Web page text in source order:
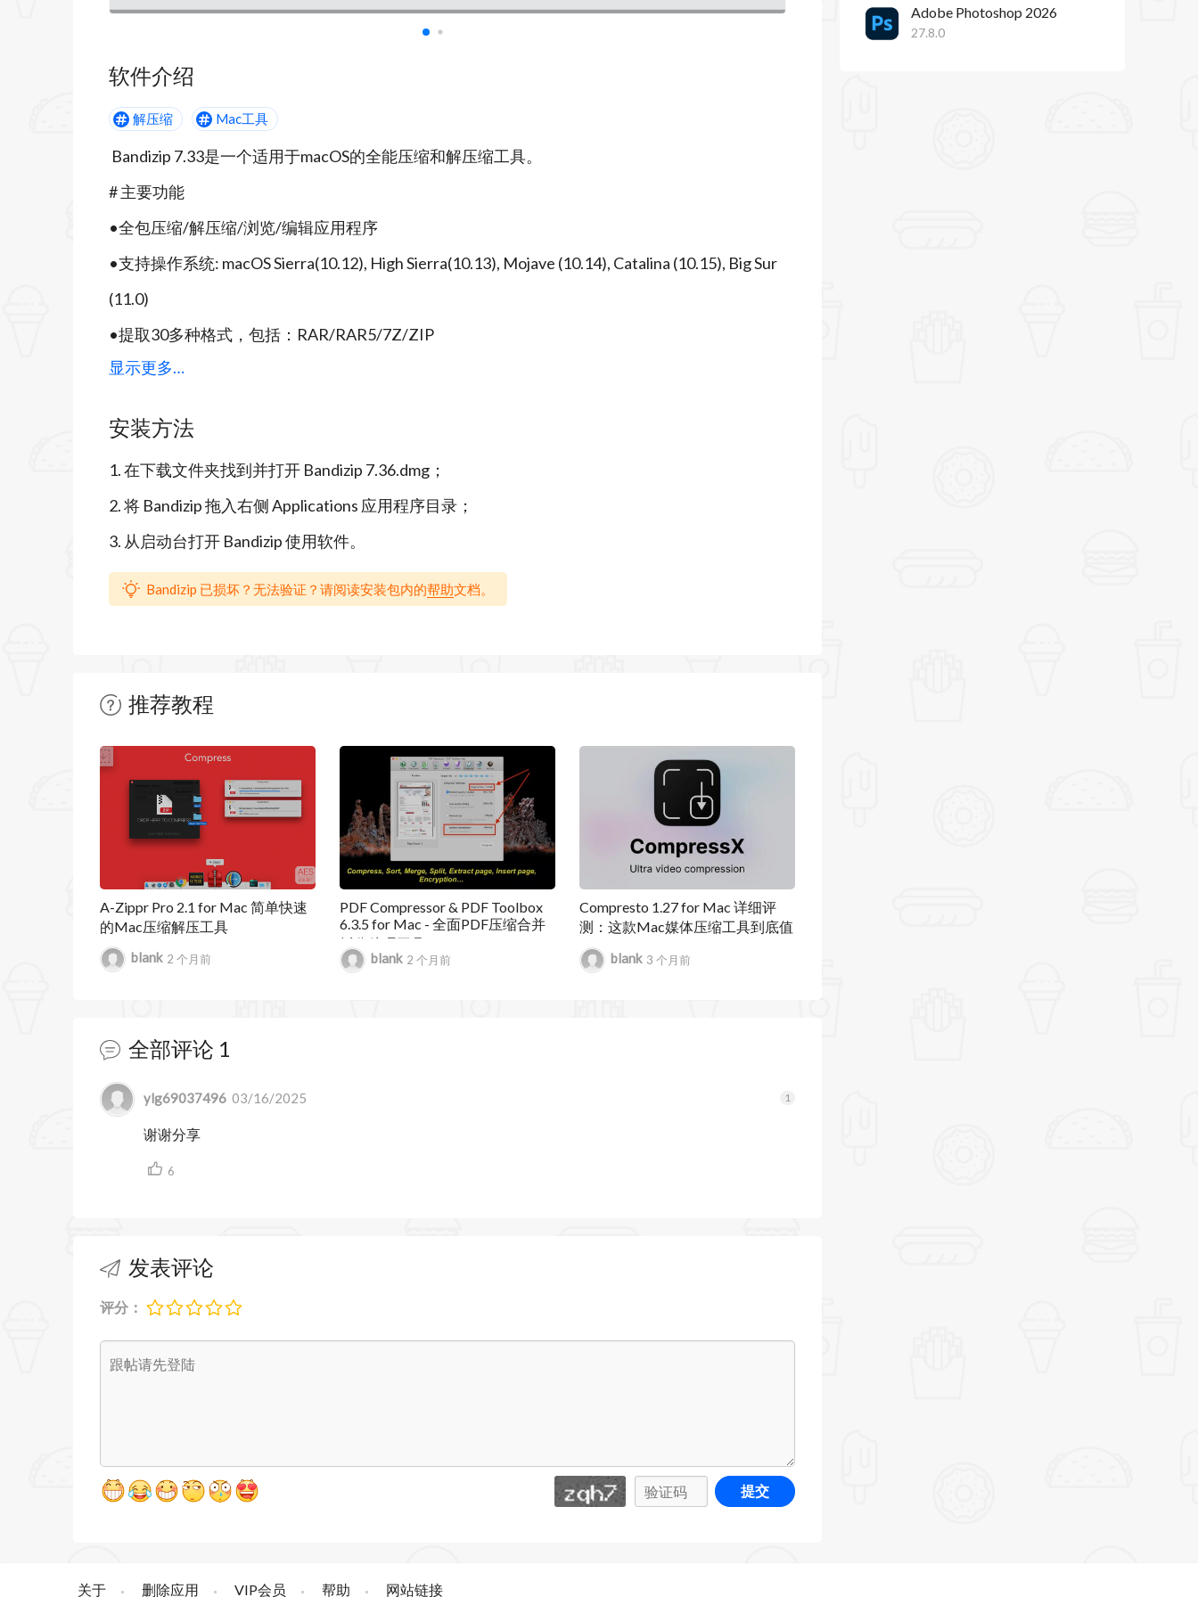
软件介绍
解压缩 Mac工具
Bandizip 7.33是一个适用于macOS的全能压缩和解压缩工具。
# 主要功能
•全包压缩/解压缩/浏览/编辑应用程序
•支持操作系统: macOS Sierra(10.12), High Sierra(10.13), Mojave (10.14), Catalina (10.15), Big Sur
(11.0)
•提取30多种格式，包括：RAR/RAR5/7Z/ZIP
# 压缩
•ZIP文件修改（添加/删除/重命名）
•使用多核时压缩率比Finder可以最多快6倍
•创建加密归档文件
•支持AES256加密算法
•支持4GB +大小的文件压缩
# 解压
GZ, IMG, ISO, ISZ, LHA, LZ, LZH, LZMA, PMA, RAR, RAR5, SFX(EXE), TAR, TBZ, TBZ2, TGZ,
TLZ, TXZ, UDF, WIM, XPI, XZ, Z, ZIP, ZIPX, ZPAQ, ZST
•轻松查看归档文件列表
•只提取选定的文件。也支持拖放
•ZIP和RAR格式的归档注释可用
•一站式提取TGZ/TBZ格式的文件
Bandizip 7.36 更新内容：
- 添加：拖放文件到Bandizip时显示确认消息，提升用户交互体验。
- 修改：“解压后不关闭窗口”选项调整为“无错误时关闭窗口”，优化操作流程。
- 修复：“归档时排除Thumbs.db .DS_Store __MACOSX文件”选项未正常工作的问题，确保压缩干
显示更多…
安装方法
1. 在下载文件夹找到并打开 Bandizip 7.36.dmg；
2. 将 Bandizip 拖入右侧 Applications 应用程序目录；
3. 从启动台打开 Bandizip 使用软件。
Bandizip 已损坏？无法验证？请阅读安装包内的帮助文档。
推荐教程
暂无文章
A-Zippr Pro 2.1 for Mac 简单快速
的Mac压缩解压工具
blank 2 个月前
PDF Compressor & PDF Toolbox
6.3.5 for Mac - 全面PDF压缩合并
拆分处理工具
blank 2 个月前
Compresto 1.27 for Mac 详细评
测：这款Mac媒体压缩工具到底值
不值得升级
blank 3 个月前
全部评论 1
暂无跟帖
ylg69037496 03/16/2025
谢谢分享
6
发表评论
评分：
提交
Adobe Photoshop 2026
27.8.0
关于 删除应用 VIP会员 帮助 网站链接